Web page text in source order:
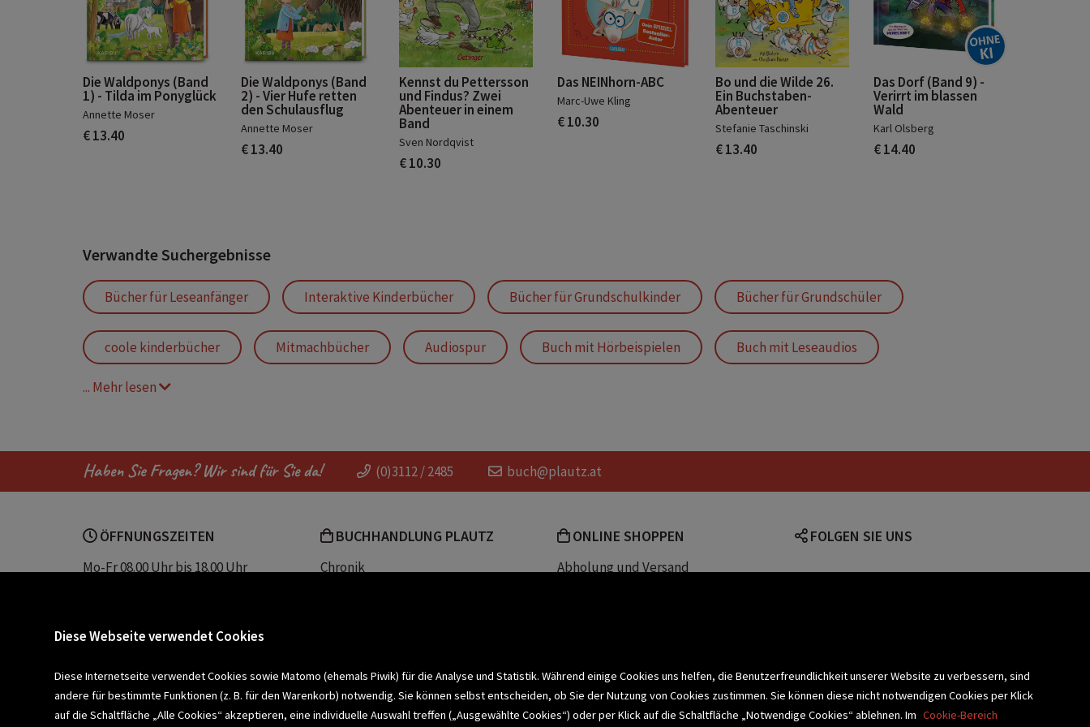
Die Waldponys (Band
1) - Tilda im Ponyglück
Annette Moser
€ 13.40
Die Waldponys (Band
2) - Vier Hufe retten
den Schulausflug
Annette Moser
€ 13.40
Kennst du Pettersson
und Findus? Zwei
Abenteuer in einem
Band
Sven Nordqvist
€ 10.30
Das NEINhorn-ABC
Marc-Uwe Kling
€ 10.30
Bo und die Wilde 26.
Ein Buchstaben-
Abenteuer
Stefanie Taschinski
€ 13.40
Das Dorf (Band 9) -
Verirrt im blassen
Wald
Karl Olsberg
€ 14.40
Verwandte Suchergebnisse
Bücher für Leseanfänger Interaktive Kinderbücher Bücher für Grundschulkinder Bücher für Grundschüler
coole kinderbücher Mitmachbücher Audiospur Buch mit Hörbeispielen Buch mit Leseaudios
Kinderbuch ab 7
Leseabenteuer Bücher zum Mitmachen Kinderrätsel Buch mit Rätseln comicbilder
Superhelden Abenteuer Superhelden Comic Superhelden Geschichte
... Mehr lesen
Haben Sie Fragen? Wir sind für Sie da! (0)3112 / 2485 buch@plautz.at
ÖFFNUNGSZEITEN
Mo-Fr 08.00 Uhr bis 18.00 Uhr
Sparkassenplatz 2
BUCHHANDLUNG PLAUTZ
Chronik
ONLINE SHOPPEN
Abholung und Versand
FOLGEN SIE UNS
BLEIBEN WIR IN KONTAKT! Newsletter abonnieren >
Diese Webseite verwendet Cookies
Diese Internetseite verwendet Cookies sowie Matomo (ehemals Piwik) für die Analyse und Statistik. Während einige Cookies uns helfen, die Benutzerfreundlichkeit unserer Website zu verbessern, sind
andere für bestimmte Funktionen (z. B. für den Warenkorb) notwendig. Sie können selbst entscheiden, ob Sie der Nutzung von Cookies zustimmen. Sie können diese nicht notwendigen Cookies per Klick
auf die Schaltfläche „Alle Cookies“ akzeptieren, eine individuelle Auswahl treffen („Ausgewählte Cookies“) oder per Klick auf die Schaltfläche „Notwendige Cookies“ ablehnen. Im Cookie-Bereich